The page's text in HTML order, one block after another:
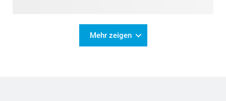
Mehr zeigen